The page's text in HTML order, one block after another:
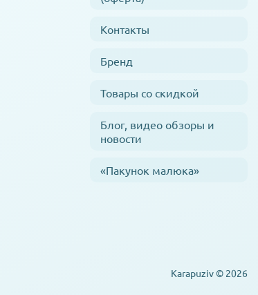
Контакты
Бренд
Товары со скидкой
Блог, видео обзоры и
новости
«Пакунок малюка»
Karapuziv © 2026